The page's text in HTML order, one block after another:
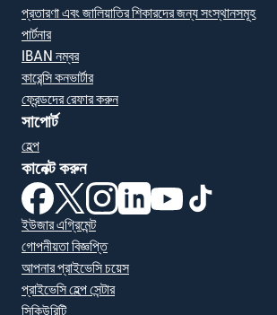
প্রতারণা এবং জালিয়াতির শিকারদের জন্য সংস্থানসমূহ
পার্টনার
IBAN নম্বর
কারেন্সি কনভার্টার
ফ্রেন্ডদের রেফার করুন
সাপোর্ট
হেল্প
কানেক্ট করুন
(নতুন উইন্ডোতে খুলবে)
(নতুন উইন্ডোতে খুলবে)
(নতুন উইন্ডোতে খুলবে)
(নতুন উইন্ডোতে খুলবে)
(নতুন উইন্ডোতে খুলবে)
ইউজার এগ্রিমেন্ট
গোপনীয়তা বিজ্ঞপ্তি
আপনার প্রাইভেসি চয়েস
প্রাইভেসি হেল্প সেন্টার
সিকিউরিটি